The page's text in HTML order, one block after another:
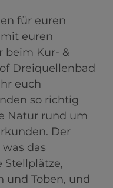
für euren
euren
beim Kur- &
Dreiquellenbad
euch
so richtig
Natur rund um
Der
das
Stellplätze,
und Toben, und